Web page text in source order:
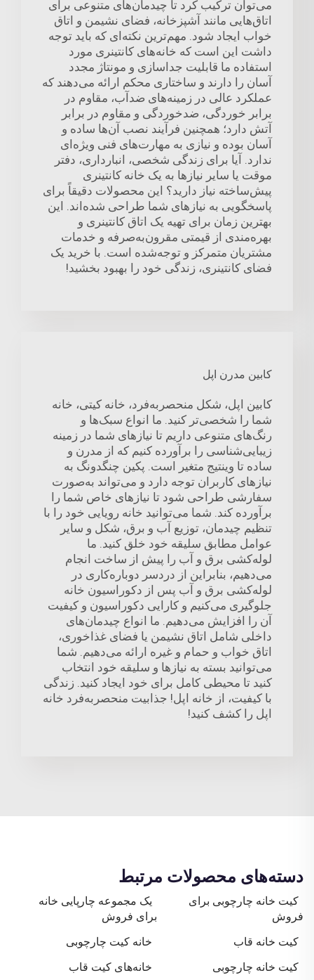
می‌توان ترکیب کرد تا چیدمان‌های متنوعی برای
اتاق‌هایی مانند آشپزخانه، فضای نشیمن و اتاق
خواب ایجاد شود. مهم‌ترین نکته‌ای که باید توجه
داشت این است که خانه‌های کانتینری مورد
استفاده ما قابلیت جداسازی و مونتاژ مجدد
آسان را دارند و ساختاری محکم ارائه می‌دهند که
عملکرد عالی در زمینه‌های ضدآب، مقاوم در
برابر خوردگی، ضدخوردگی و مقاوم در برابر
آتش دارد؛ همچنین فرآیند نصب آن‌ها ساده و
آسان بوده و نیازی به مهارت‌های فنی ویژه‌ای
ندارد. آیا برای زندگی شخصی، انبارداری، دفتر
موقت یا سایر نیازها به یک خانه کانتینری
پیش‌ساخته نیاز دارید؟ این محصولات دقیقاً برای
پاسخگویی به نیازهای شما طراحی شده‌اند. این
بهترین زمان برای تهیه یک اتاق کانتینری و
بهره‌مندی از قیمتی مقرون‌به‌صرفه و خدمات
مشتریان متمرکز و توجه‌شده است. با خرید یک
فضای کانتینری، زندگی خود را بهبود بخشید!
کابین مدرن اپل
کابین اپل، شکل منحصربه‌فرد، خانه کیتی، خانه
شما را شخصی‌تر کنید. ما انواع سبک‌ها و
رنگ‌های متنوعی داریم تا نیازهای شما در زمینه
زیبایی‌شناسی را برآورده کنیم که از مدرن و
ساده تا وینتیج متغیر است. پکین چنگدونگ به
نیازهای کاربران توجه دارد و می‌تواند به‌صورت
سفارشی طراحی شود تا نیازهای خاص شما را
برآورده کند. شما می‌توانید خانه رویایی خود را با
تنظیم چیدمان، توزیع آب و برق، شکل و سایر
عوامل مطابق سلیقه خود خلق کنید. ما
لوله‌کشی برق و آب را پیش از ساخت انجام
می‌دهیم، بنابراین از دردسر دوباره‌کاری در
لوله‌کشی برق و آب پس از دکوراسیون خانه
جلوگیری می‌کنیم و کارایی دکوراسیون و کیفیت
آن را افزایش می‌دهیم. ما انواع چیدمان‌های
داخلی شامل اتاق نشیمن یا فضای غذاخوری،
اتاق خواب و حمام و غیره ارائه می‌دهیم. شما
می‌توانید بسته به نیازها و سلیقه خود انتخاب
کنید تا محیطی کامل برای خود ایجاد کنید. زندگی
با کیفیت، از خانه اپل! جذابیت منحصر‌به‌فرد خانه
اپل را کشف کنید!
دسته‌های محصولات مرتبط
کیت خانه چارچوبی برای
فروش
یک مجموعه چارپایی خانه
برای فروش
کیت خانه قاب
خانه کیت چارچوبی
کیت خانه چارچوبی
خانه‌های کیت قاب